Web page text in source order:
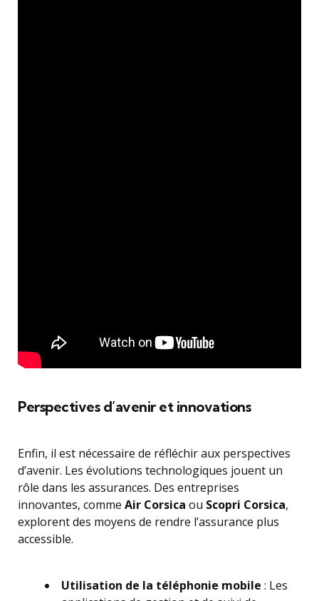
Perspectives d’avenir et innovations
Enfin, il est nécessaire de réfléchir aux perspectives
d’avenir. Les évolutions technologiques jouent un
rôle dans les assurances. Des entreprises
innovantes, comme Air Corsica ou Scopri Corsica,
explorent des moyens de rendre l’assurance plus
accessible.
Utilisation de la téléphonie mobile : Les